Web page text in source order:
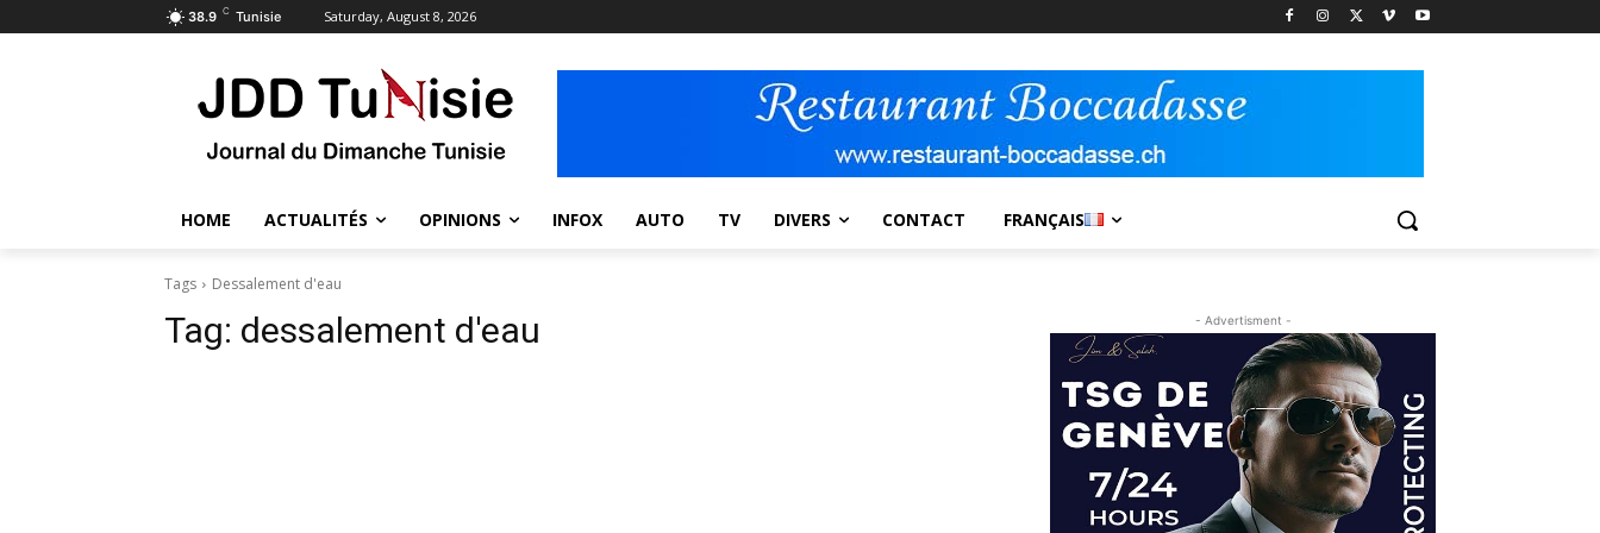
38.9 C Tunisie Saturday, August 8, 2026
HOME ACTUALITÉS OPINIONS INFOX AUTO TV DIVERS CONTACT FRANÇAIS
Tags Dessalement d'eau
Tag: dessalement d'eau - Advertisment -